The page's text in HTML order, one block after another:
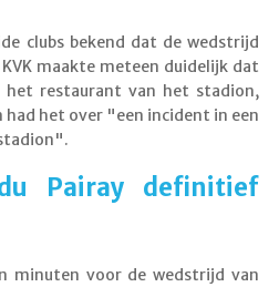
clubs bekend dat de wedstrijd
maakte meteen duidelijk dat
restaurant van het stadion,
had het over "een incident in een
Pairay definitief
minuten voor de wedstrijd van